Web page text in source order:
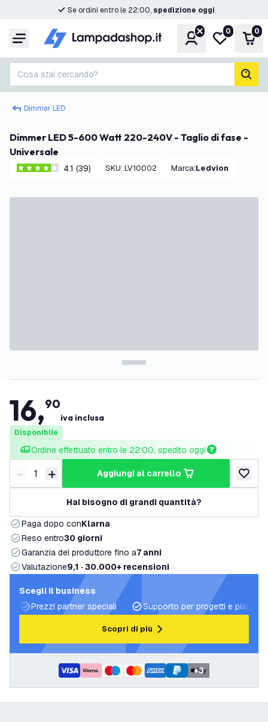
Se ordini entro le 22:00, spedizione oggi
Menu Account
Lista
0 0
Cosa stai cercando?
Dimmer LED
Dimmer LED 5-600 Watt 220-240V - Taglio di fase -
Universale
4.1 stelle di valutazione
4.1 (39) SKU: LV10002 Marca: Ledvion
16,90
iva inclusa
Disponibile
Ordine effettuato entro le 22:00, spedito oggi
Riduci quantità
- Aumenta quantità
+ aggiungi al carrello
Hai bisogno di grandi quantità?
Paga dopo conKlarna
Reso entro30 giorni
Garanzia del produttore fino a7 anni
Valutazione9,1 · 30.000+ recensioni
Scegli il business
Prezzi partner speciali
Supporto per progetti e piani di
Scopri di più
+3